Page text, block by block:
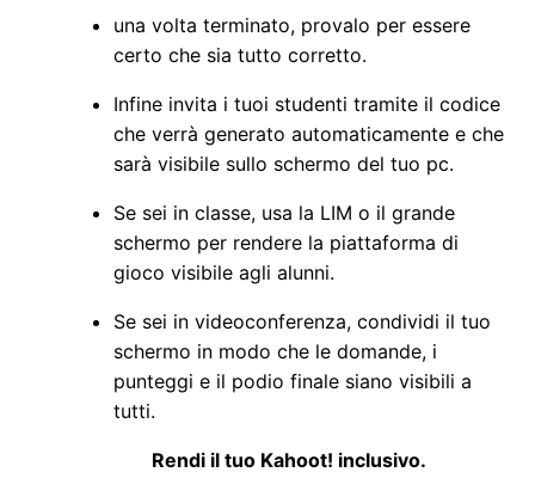
una volta terminato, provalo per essere
certo che sia tutto corretto.
Infine invita i tuoi studenti tramite il codice
che verrà generato automaticamente e che
sarà visibile sullo schermo del tuo pc.
Se sei in classe, usa la LIM o il grande
schermo per rendere la piattaforma di
gioco visibile agli alunni.
Se sei in videoconferenza, condividi il tuo
schermo in modo che le domande, i
punteggi e il podio finale siano visibili a
tutti.
Rendi il tuo Kahoot! inclusivo.